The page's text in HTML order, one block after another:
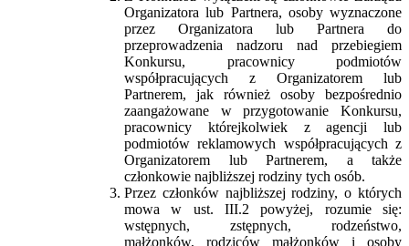
Organizatora lub Partnera, osoby wyznaczone
przez Organizatora lub Partnera do
przeprowadzenia nadzoru nad przebiegiem
Konkursu, pracownicy podmiotów
współpracujących z Organizatorem lub
Partnerem, jak również osoby bezpośrednio
zaangażowane w przygotowanie Konkursu,
pracownicy którejkolwiek z agencji lub
podmiotów reklamowych współpracujących z
Organizatorem lub Partnerem, a także
członkowie najbliższej rodziny tych osób.
Przez członków najbliższej rodziny, o których
mowa w ust. III.2 powyżej, rozumie się:
wstępnych, zstępnych, rodzeństwo,
małżonków, rodziców małżonków i osoby